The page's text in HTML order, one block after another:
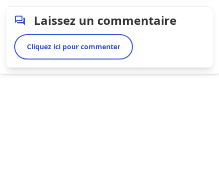
Laissez un commentaire
Cliquez ici pour commenter